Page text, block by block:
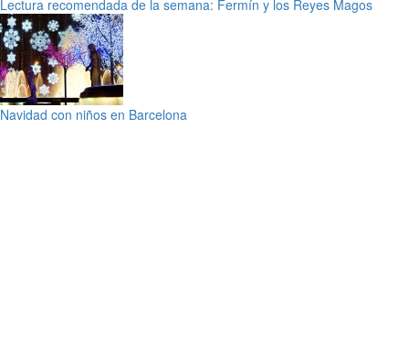
Lectura recomendada de la semana: Fermín y los Reyes Magos
Navidad con niños en Barcelona